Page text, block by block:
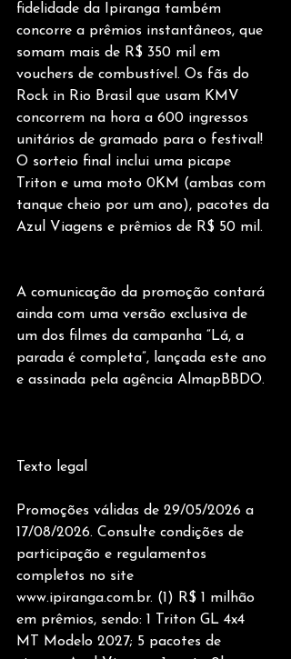
fidelidade da Ipiranga também
concorre a prêmios instantâneos, que
somam mais de R$ 350 mil em
vouchers de combustível. Os fãs do
Rock in Rio Brasil que usam KMV
concorrem na hora a 600 ingressos
unitários de gramado para o festival!
O sorteio final inclui uma picape
Triton e uma moto 0KM (ambas com
tanque cheio por um ano), pacotes da
Azul Viagens e prêmios de R$ 50 mil.
A comunicação da promoção contará
ainda com uma versão exclusiva de
um dos filmes da campanha “Lá, a
parada é completa”, lançada este ano
e assinada pela agência AlmapBBDO.
Texto legal
Promoções válidas de 29/05/2026 a
17/08/2026. Consulte condições de
participação e regulamentos
completos no site
www.ipiranga.com.br. (1) R$ 1 milhão
em prêmios, sendo: 1 Triton GL 4x4
MT Modelo 2027; 5 pacotes de